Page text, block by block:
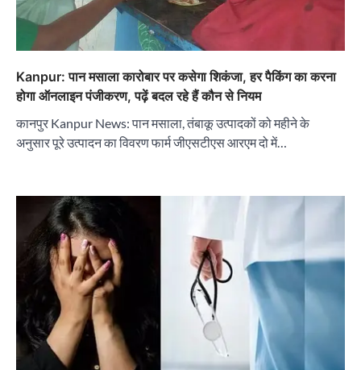
Kanpur: पान मसाला कारोबार पर कसेगा शिकंजा, हर पैकिंग का करना
होगा ऑनलाइन पंजीकरण, पढ़ें बदल रहे हैं कौन से नियम
कानपुर Kanpur News: पान मसाला, तंबाकू उत्पादकों को महीने के
अनुसार पूरे उत्पादन का विवरण फार्म जीएसटीएस आरएम दो में…